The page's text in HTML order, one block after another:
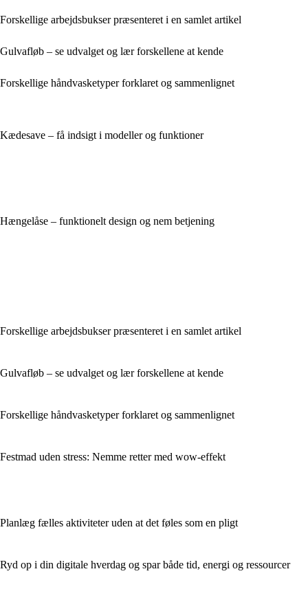
Forskellige arbejdsbukser præsenteret i en samlet artikel
Gulvafløb – se udvalget og lær forskellene at kende
Forskellige håndvasketyper forklaret og sammenlignet
Kædesave – få indsigt i modeller og funktioner
Hængelåse – funktionelt design og nem betjening
Forskellige arbejdsbukser præsenteret i en samlet artikel
Gulvafløb – se udvalget og lær forskellene at kende
Forskellige håndvasketyper forklaret og sammenlignet
Festmad uden stress: Nemme retter med wow-effekt
Planlæg fælles aktiviteter uden at det føles som en pligt
Ryd op i din digitale hverdag og spar både tid, energi og ressourcer